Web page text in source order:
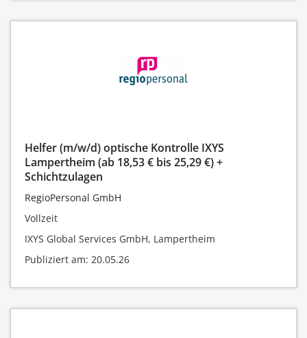
Helfer (m/w/d) optische Kontrolle IXYS
Lampertheim (ab 18,53 € bis 25,29 €) +
Schichtzulagen
RegioPersonal GmbH
Vollzeit
IXYS Global Services GmbH, Lampertheim
Publiziert am: 20.05.26